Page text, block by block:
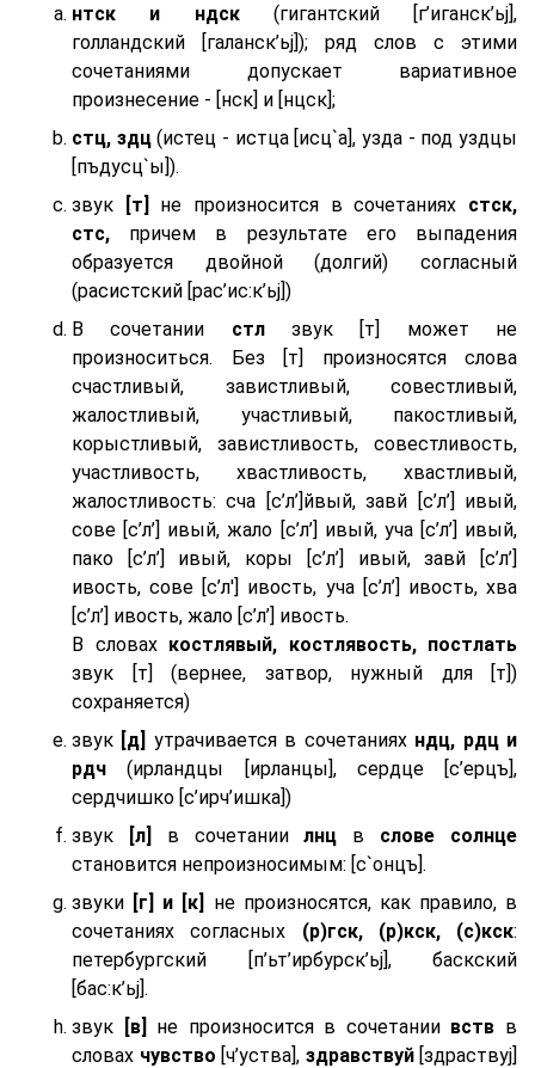
нтск и ндск(гигантский [г’иганск’ьj],
голландский [галанск’ьj]); ряд слов с этими
сочетаниями допускает вариативное
произнесение - [нск] и [нцск];
стц, здц(истец - истца [исц`а], узда - под уздцы
[пъдусц`ы]).
звук
[т] не произносится в сочетаниях стск,
стс, причем в результате его выпадения
образуется двойной (долгий) согласный
(расистский [рас’ис:к’ьj])
В сочетании стлзвук [т] может не
произноситься. Без [т] произносятся слова
счастливый, завистливый, совестливый,
жалостливый, участливый, пакостливый,
корыстливый, завистливость, совестливость,
участливость, хвастливость, хвастливый,
жалостливость: сча [с’л’]йвый, завй [с’л’] ивый,
сове [с’л’] ивый, жало [с’л’] ивый, уча [с’л’] ивый,
пако [с’л’] ивый, коры [с’л’] ивый, завй [с’л’]
ивость, сове [с’л'] ивость, уча [с’л’] ивость, хва
[с’л’] ивость, жало [с’л’] ивость.
В словахкостлявый, костлявость, постлать
звук [т] (вернее, затвор, нужный для [т])
сохраняется)
звук [д] утрачивается в сочетаниях ндц, рдц и
рдч (ирландцы [ирланцы], сердце [с’ерцъ],
сердчишко [с’ирч’ишка])
звук
[л] в сочетаниилнц в слове солнце
становится непроизносимым: [с`онцъ].
звуки [г] и [к]
не произносятся, как правило, в
сочетаниях согласных (р)гск, (р)кск, (с)кск:
петербургский [п’ьт’ирбурск’ьj], баскский
[бас:к’ьj].
звук
[в] не произносится в сочетании вств в
словах чувство [ч’уства], здравствуй[здраствуj]